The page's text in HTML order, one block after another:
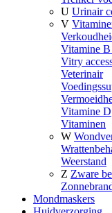
U Urinair
V
Vitamine
Vitry
Veterinair
Vitamine D
Vitaminen
W
Weerstand
Z Zware
Mondmaskers